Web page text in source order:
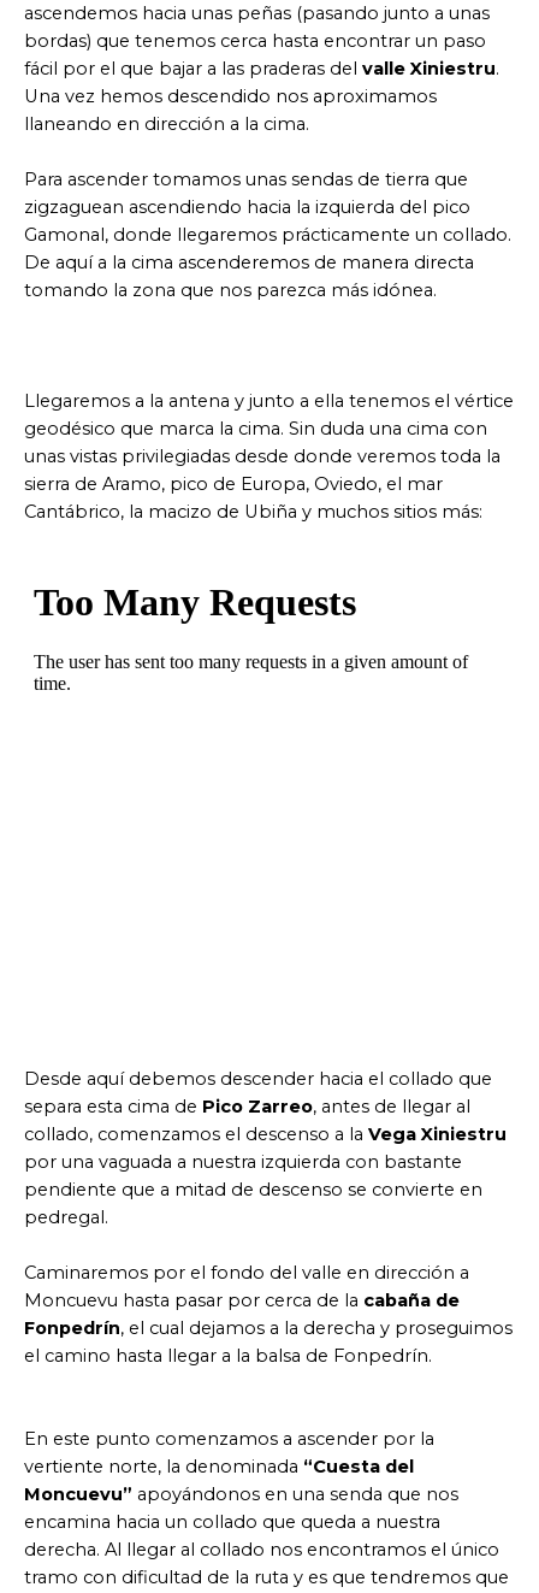
ascendemos hacia unas peñas (pasando junto a unas
bordas) que tenemos cerca hasta encontrar un paso
fácil por el que bajar a las praderas del valle Xiniestru.
Una vez hemos descendido nos aproximamos
llaneando en dirección a la cima.
Para ascender tomamos unas sendas de tierra que
zigzaguean ascendiendo hacia la izquierda del pico
Gamonal, donde llegaremos prácticamente un collado.
De aquí a la cima ascenderemos de manera directa
tomando la zona que nos parezca más idónea.
Llegaremos a la antena y junto a ella tenemos el vértice
geodésico que marca la cima. Sin duda una cima con
unas vistas privilegiadas desde donde veremos toda la
sierra de Aramo, pico de Europa, Oviedo, el mar
Cantábrico, la macizo de Ubiña y muchos sitios más:
Desde aquí debemos descender hacia el collado que
separa esta cima de Pico Zarreo, antes de llegar al
collado, comenzamos el descenso a la Vega Xiniestru
por una vaguada a nuestra izquierda con bastante
pendiente que a mitad de descenso se convierte en
pedregal.
Caminaremos por el fondo del valle en dirección a
Moncuevu hasta pasar por cerca de la cabaña de
Fonpedrín, el cual dejamos a la derecha y proseguimos
el camino hasta llegar a la balsa de Fonpedrín.
En este punto comenzamos a ascender por la
vertiente norte, la denominada “Cuesta del
Moncuevu” apoyándonos en una senda que nos
encamina hacia un collado que queda a nuestra
derecha. Al llegar al collado nos encontramos el único
tramo con dificultad de la ruta y es que tendremos que